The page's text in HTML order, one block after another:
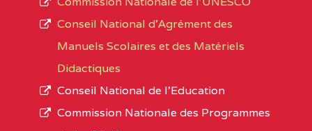
Noms
Localité
Région Noms
L’offre d’éducation del’Enseignement
d’immatriculation du mois de septembre
suit :
1950 établissements publics
Conseil National d’Agrément des
Manuels Scolaires et des Matériels
Didactiques
Conseil National de l’Education
Commission Nationale des Programmes